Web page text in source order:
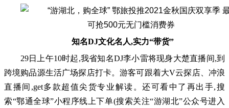
知名DJ文化名人,实力“带货”
29日上午10时起,我省知名DJ李小雷将现身大楚直播间,到
跨境购品源生活广场探店打卡。游客可跟着大V云探店、冲浪
直播间,get多款超值尖货专业解读。还可看中了再出手,搜
索“鄂通全球”小程序线上下单(搜索关注“游湖北”公众号进入